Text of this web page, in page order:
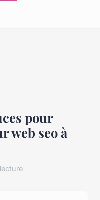
pour
web seo à